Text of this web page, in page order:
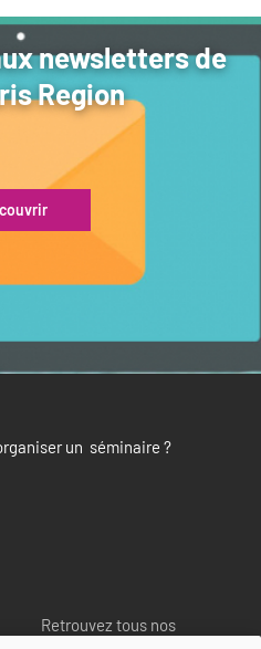
newsletters de
Region
un séminaire ?
Retrouvez tous nos